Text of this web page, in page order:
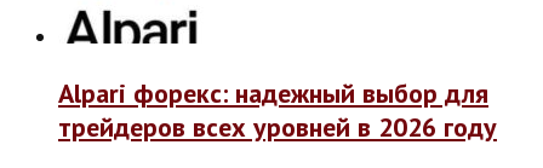
Alpari форекс: надежный выбор для
трейдеров всех уровней в 2026 году